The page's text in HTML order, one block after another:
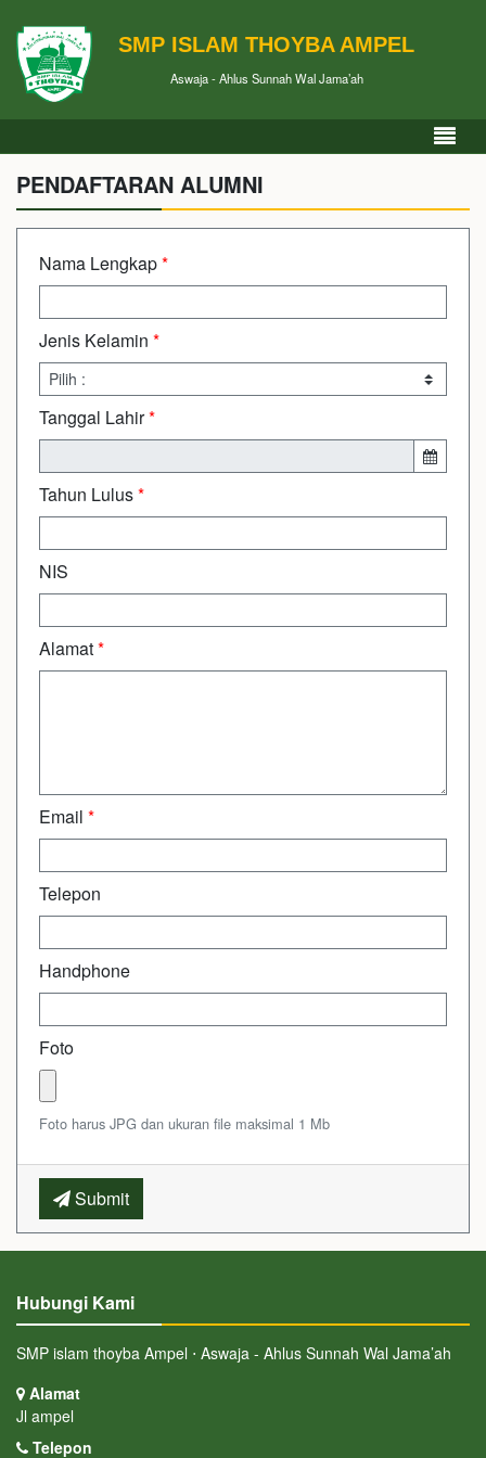
SMP ISLAM THOYBA AMPEL
Aswaja - Ahlus Sunnah Wal Jama’ah
PENDAFTARAN ALUMNI
Nama Lengkap*
Jenis Kelamin *
Tanggal Lahir*
Tahun Lulus*
NIS
Alamat*
Email *
Telepon
Handphone
Foto
Foto harus JPG dan ukuran file maksimal 1 Mb
Submit
Hubungi Kami
SMP islam thoyba Ampel ⋅ Aswaja - Ahlus Sunnah Wal Jama’ah
Alamat
Jl ampel
Telepon